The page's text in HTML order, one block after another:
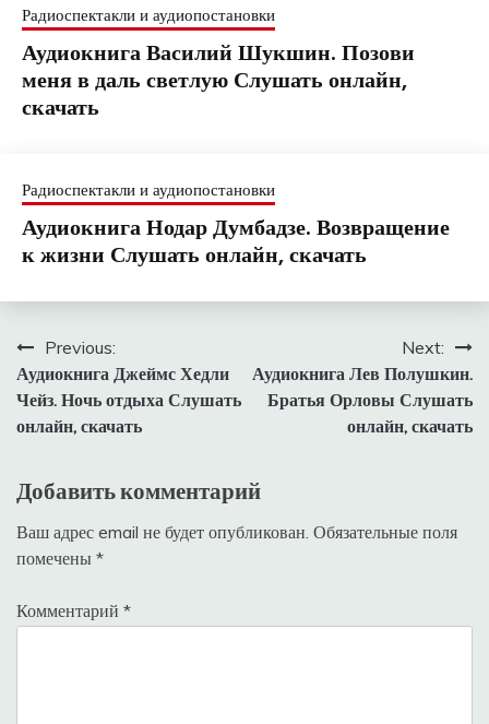
Радиоспектакли и аудиопостановки
Аудиокнига Василий Шукшин. Позови
меня в даль светлую Слушать онлайн,
скачать
Радиоспектакли и аудиопостановки
Аудиокнига Нодар Думбадзе. Возвращение
к жизни Слушать онлайн, скачать
Навигация
по
записям
Previous:
Аудиокнига Джеймс Хедли
Чейз. Ночь отдыха Слушать
онлайн, скачать
Next:
Аудиокнига Лев Полушкин.
Братья Орловы Слушать
онлайн, скачать
Добавить комментарий
Ваш адрес email не будет опубликован. Обязательные поля
помечены *
Комментарий *